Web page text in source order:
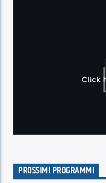
PROSSIMI PROGRAMMI